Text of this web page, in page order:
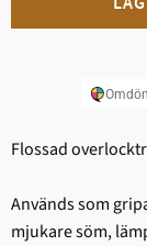
Flossad
Används som
mjukare söm,